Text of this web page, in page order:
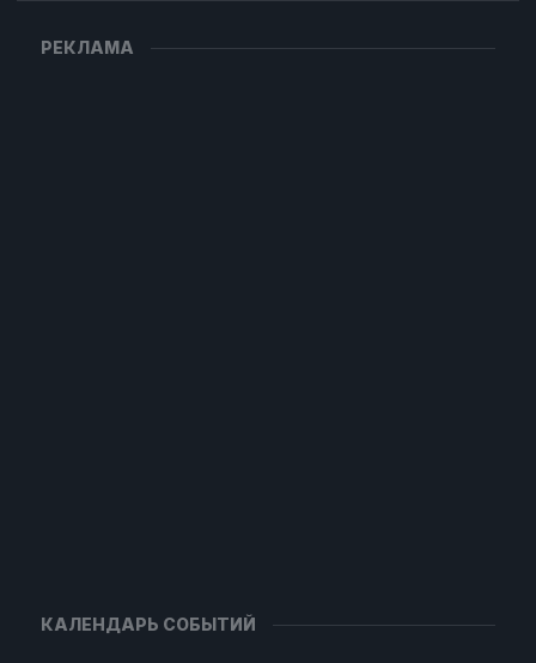
РЕКЛАМА
КАЛЕНДАРЬ СОБЫТИЙ